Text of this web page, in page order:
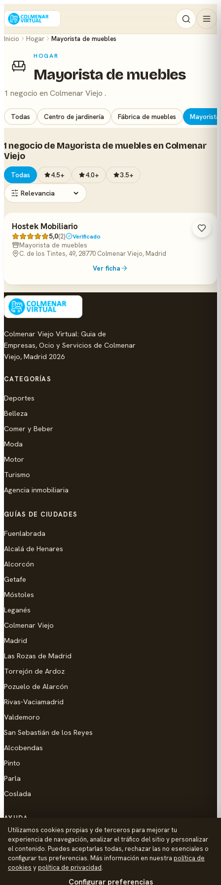
Inicio Hogar Mayorista de muebles
HOGAR
Mayorista de muebles
1 negocio en Colmenar Viejo .
Todas Centro de jardinería Fábrica de muebles
1 negocio de Mayorista de muebles en Colmenar
Viejo
Todas 4.5+ 4.0+ 3.5+
Hostek Mobiliario
5,0(2) Verificado
Mayorista de muebles
C. de los Tintes, 49, 28770 Colmenar Viejo, Madrid
Ver ficha
Colmenar Viejo Virtual: Guia de
Empresas, Ocio y Servicios de Colmenar
Viejo, Madrid 2026
CATEGORÍAS
Deportes
Belleza
Comer y Beber
Moda
Motor
Turismo
Agencia inmobiliaria
GUÍAS DE CIUDADES
Fuenlabrada
Alcalá de Henares
Alcorcón
Getafe
Móstoles
Leganés
Colmenar Viejo
Madrid
Las Rozas de Madrid
Torrejón de Ardoz
Pozuelo de Alarcón
Rivas-Vaciamadrid
Valdemoro
San Sebastián de los Reyes
Alcobendas
Pinto
Parla
Coslada
AYUDA
Añadir empresa
Contacto
Política de Privacidad
Utilizamos cookies propias y de terceros para mejorar tu
experiencia de navegación, analizar el tráfico del sitio y personalizar
el contenido. Puedes aceptarlas todas, rechazar las no esenciales o
configurar tus preferencias. Más información en nuestra política de
cookies ypolítica de privacidad.
Configurar preferencias